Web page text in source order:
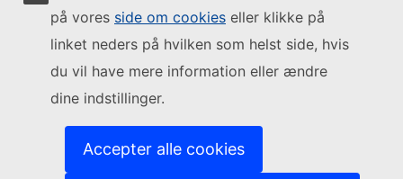
på vores side om cookies eller klikke på
linket neders på hvilken som helst side, hvis
du vil have mere information eller ændre
dine indstillinger.
Accepter alle cookies
Følg Europa-Kommissionen
Kontakt os (Eksternt link)
Indberet en IT-sårbarhed
Sprog på vores websites(Eksternt link)
(Eksternt link)
Databeskyttelsespolitik